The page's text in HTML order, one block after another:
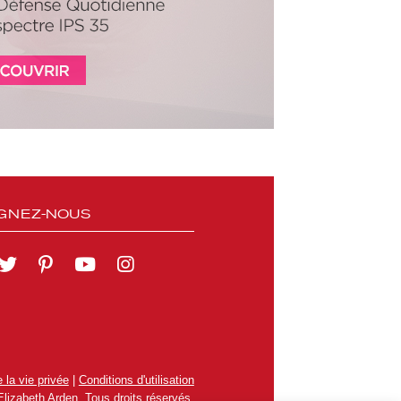
NOUS
la vie privée| Conditions d'utilisation